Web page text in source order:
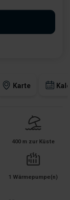
Karte
400 m zur Küste
1 Wärmepumpe(n)